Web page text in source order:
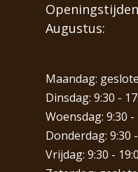
Augustus:
Maandag:
Dinsdag: 9:30 -
Woensdag: 9:30 -
Donderdag: 9:30
Vrijdag: 9:30 -